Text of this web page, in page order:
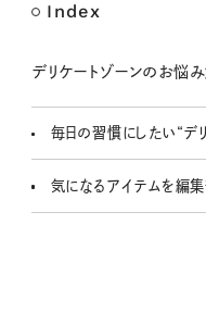
Index
デリケートゾーンのお悩
毎日の習慣にしたい“デ
気になるアイテムを編集